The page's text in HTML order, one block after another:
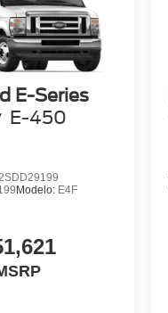
E-Series
E-450
Modelo: E4F